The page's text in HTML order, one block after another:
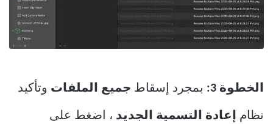
الخطوة 3: بمجرد إسقاط جميع الملفات وتأكيد
نظام إعادة التسمية الجديد ، اضغط على